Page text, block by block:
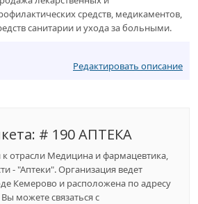
средств, медикаментов,
санитарии и ухода за больными.
Редактировать описание
# 190 АПТЕКА
к отрасли Медицина и фармацевтика,
- "Аптеки". Организация ведет
Кемерово и расположена по адресу
можете связаться с